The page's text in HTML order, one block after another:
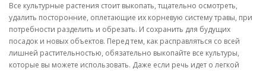
Все культурные растения стоит выкопать, тщательно осмотреть,
удалить посторонние, оплетающие их корневую систему травы, при
потребности разделить и обрезать. И сохранить для будущих
посадок и новых объектов. Перед тем, как расправляться со всей
лишней растительностью, обязательно выкопайте все культуры,
которые вы можете использовать. Даже если речь идет о легкой